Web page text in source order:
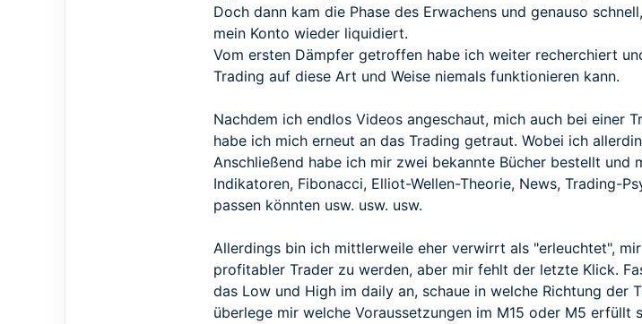
Doch dann kam die Phase des Erwachens und genauso
mein Konto wieder liquidiert.
Vom ersten Dämpfer getroffen habe ich weiter recherchiert
Trading auf diese Art und Weise niemals funktionieren kann.
Nachdem ich endlos Videos angeschaut, mich auch bei einer
habe ich mich erneut an das Trading getraut. Wobei ich
Anschließend habe ich mir zwei bekannte Bücher bestellt
Indikatoren, Fibonacci, Elliot-Wellen-Theorie, News, Trading-
passen könnten usw. usw. usw.
Allerdings bin ich mittlerweile eher verwirrt als "erleuchtet",
profitabler Trader zu werden, aber mir fehlt der letzte Klick.
das Low und High im daily an, schaue in welche Richtung der
überlege mir welche Voraussetzungen im M15 oder M5 erfüllt